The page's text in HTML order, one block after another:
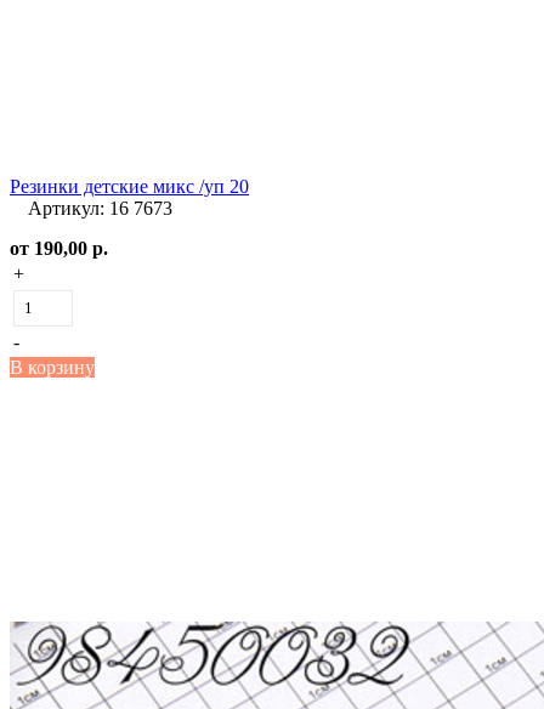
Резинки детские микс /уп 20
Артикул: 16 7673
от 190,00 р.
+
-
В корзину